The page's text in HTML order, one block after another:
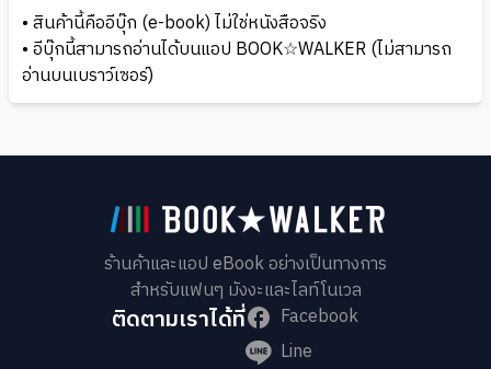
• สินค้านี้คืออีบุ๊ก (e-book) ไม่ใช่หนังสือจริง
• อีบุ๊กนี้สามารถอ่านได้บนแอป BOOK☆WALKER (ไม่สามารถ
อ่านบนเบราว์เซอร์)
ร้านค้าและแอป eBook อย่างเป็นทางการ
สำหรับแฟนๆ มังงะและไลท์โนเวล
ติดตามเราได้ที่
Facebook
Line